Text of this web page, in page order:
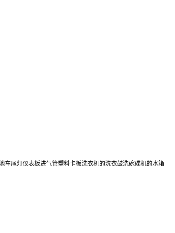
车尾灯仪表板进气管塑料卡板洗衣机的洗衣鼓洗碗碟机的水箱